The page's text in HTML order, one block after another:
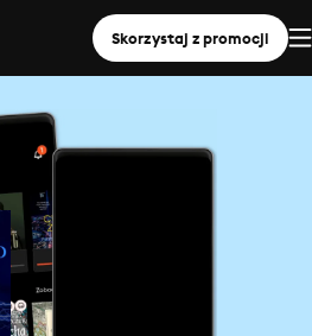
Skorzystaj z promocji